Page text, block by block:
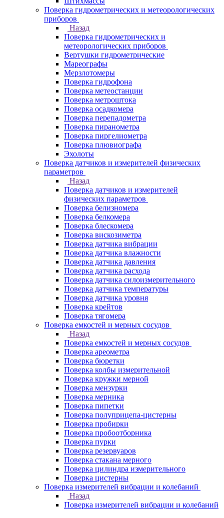
Поверка гидрометрических и метеорологических
приборов
Назад
Поверка гидрометрических и
метеорологических приборов
Вертушки гидрометрические
Мареографы
Мерзлотомеры
Поверка гидрофона
Поверка метеостанции
Поверка метроштока
Поверка осадкомера
Поверка перепадометра
Поверка пиранометра
Поверка пиргелиометра
Поверка плювиографа
Эхолоты
Поверка датчиков и измерителей физических
параметров
Назад
Поверка датчиков и измерителей
физических параметров
Поверка белизномера
Поверка белкомера
Поверка блескомера
Поверка вискозиметра
Поверка датчика вибрации
Поверка датчика влажности
Поверка датчика давления
Поверка датчика расхода
Поверка датчика силоизмерительного
Поверка датчика температуры
Поверка датчика уровня
Поверка крейтов
Поверка тягомера
Поверка емкостей и мерных сосудов
Назад
Поверка емкостей и мерных сосудов
Поверка ареометра
Поверка бюретки
Поверка колбы измерительной
Поверка кружки мерной
Поверка мензурки
Поверка мерника
Поверка пипетки
Поверка полуприцепа-цистерны
Поверка пробирки
Поверка пробоотборника
Поверка пурки
Поверка резервуаров
Поверка стакана мерного
Поверка цилиндра измерительного
Поверка цистерны
Поверка измерителей вибрации и колебаний
Назад
Поверка измерителей вибрации и колебаний